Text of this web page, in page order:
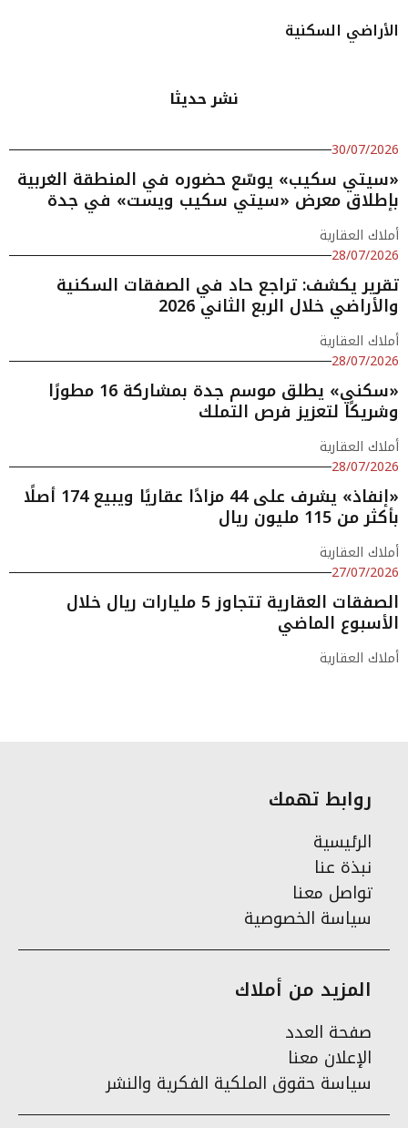
الأراضي السكنية
نشر حديثا
30/07/2026
«سيتي سكيب» يوسّع حضوره في المنطقة الغربية
بإطلاق معرض «سيتي سكيب ويست» في جدة
أملاك العقارية
28/07/2026
تقرير يكشف: تراجع حاد في الصفقات السكنية
والأراضي خلال الربع الثاني 2026
أملاك العقارية
28/07/2026
«سكني» يطلق موسم جدة بمشاركة 16 مطورًا
وشريكًا لتعزيز فرص التملك
أملاك العقارية
28/07/2026
«إنفاذ» يشرف على 44 مزادًا عقاريًا ويبيع 174 أصلًا
بأكثر من 115 مليون ريال
أملاك العقارية
27/07/2026
الصفقات العقارية تتجاوز 5 مليارات ريال خلال
الأسبوع الماضي
أملاك العقارية
روابط تهمك
الرئيسية
نبذة عنا
تواصل معنا
سياسة الخصوصية
المزيد من أملاك
صفحة العدد
الإعلان معنا
سياسة حقوق الملكية الفكرية والنشر